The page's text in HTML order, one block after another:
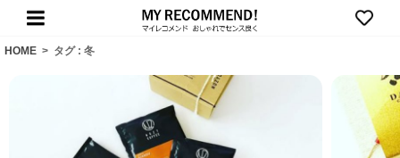
HOME > タグ : 冬